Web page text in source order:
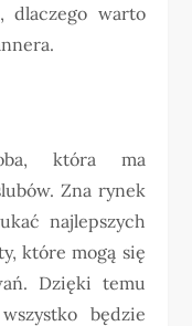
dlaczego warto
która ma
Zna rynek
najlepszych
które mogą się
Dzięki temu
będzie